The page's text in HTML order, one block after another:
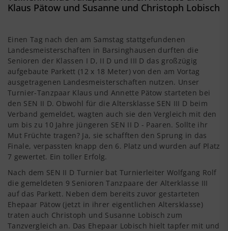
Klaus Pätow und Susanne und Christoph Lobisch
Einen Tag nach den am Samstag stattgefundenen
Landesmeisterschaften in Barsinghausen durften die
Senioren der Klassen I D, II D und III D das großzügig
aufgebaute Parkett (12 x 18 Meter) von den am Vortag
ausgetragenen Landesmeisterschaften nutzen. Unser
Turnier-Tanzpaar Klaus und Annette Pätow starteten bei
den SEN II D. Obwohl für die Altersklasse SEN III D beim
Verband gemeldet, wagten auch sie den Vergleich mit den
um bis zu 10 Jahre jüngeren SEN II D - Paaren. Sollte ihr
Mut Früchte tragen? Ja, sie schafften den Sprung in das
Finale, verpassten knapp den 6. Platz und wurden auf Platz
7 gewertet. Ein toller Erfolg.
Nach dem SEN II D Turnier bat Turnierleiter Wolfgang Rolf
die gemeldeten 9 Senioren Tanzpaare der Alterklasse III
auf das Parkett. Neben dem bereits zuvor gestarteten
Ehepaar Pätow (jetzt in ihrer eigentlichen Altersklasse)
traten auch Christoph und Susanne Lobisch zum
Tanzvergleich an. Das Ehepaar Lobisch hielt tapfer mit und